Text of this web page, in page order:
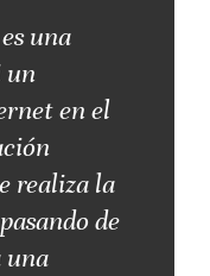
una
un
en el
realiza la
de
una